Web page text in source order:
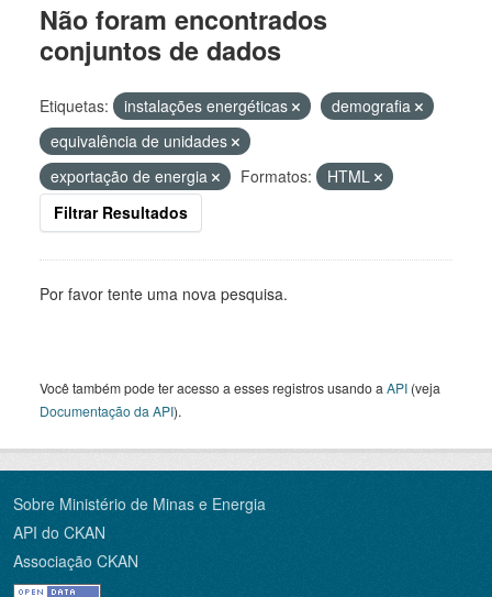
Não foram encontrados
conjuntos de dados
Etiquetas: instalações energéticas
demografia
equivalência de unidades
exportação de energia
Formatos:
HTML
Filtrar Resultados
Por favor tente uma nova pesquisa.
Você também pode ter acesso a esses registros usando a API (veja
Documentação da API).
Sobre Ministério de Minas e Energia
API do CKAN
Associação CKAN